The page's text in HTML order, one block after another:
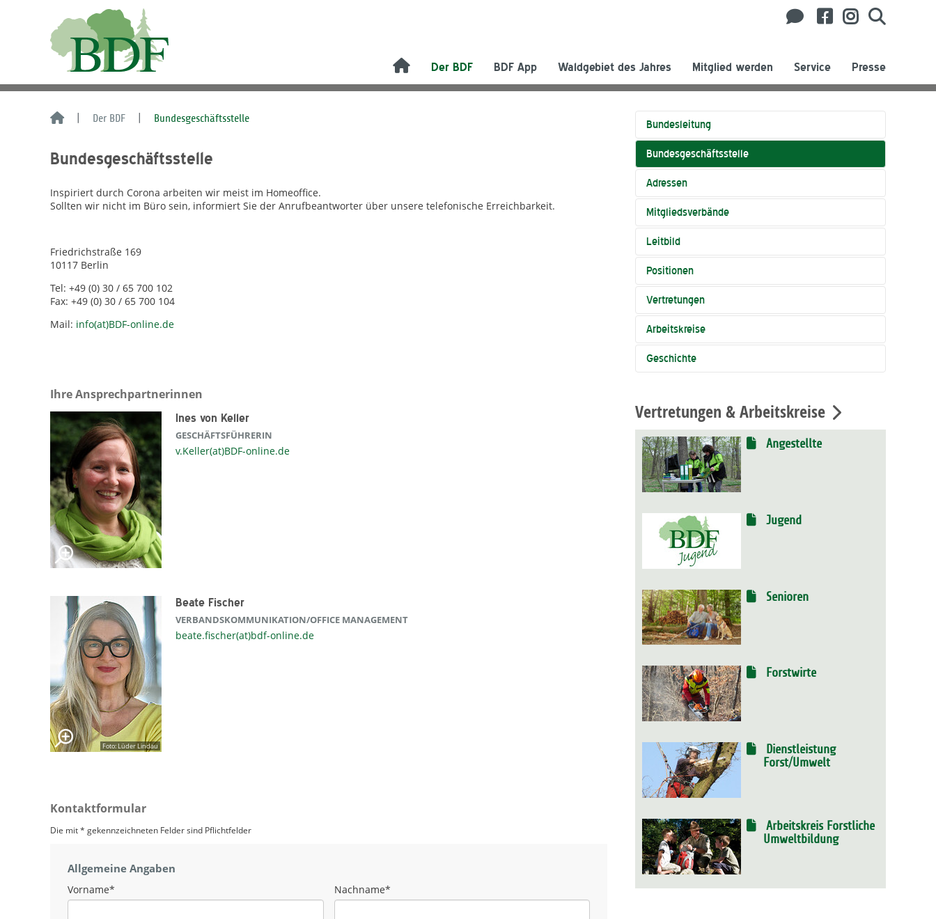
Der BDF BDF App Waldgebiet des Jahres Mitglied werden Service Presse
Der BDF Bundesgeschäftsstelle
Bundesgeschäftsstelle
Inspiriert durch Corona arbeiten wir meist im Homeoffice.
Sollten wir nicht im Büro sein, informiert Sie der Anrufbeantworter über unsere telefonische Erreichbarkeit.
Friedrichstraße 169
10117 Berlin
Tel: +49 (0) 30 / 65 700 102
Fax: +49 (0) 30 / 65 700 104
Mail: info(at)BDF-online.de
Ihre Ansprechpartnerinnen
Ines von Keller
GESCHÄFTSFÜHRERIN
v.Keller(at)BDF-online.de
Foto: Lüder Lindau
Beate Fischer
VERBANDSKOMMUNIKATION/OFFICE MANAGEMENT
beate.fischer(at)bdf-online.de
Kontaktformular
Die mit * gekennzeichneten Felder sind Pflichtfelder
Allgemeine Angaben
Vorname* Nachname*
Bundesleitung
Bundesgeschäftsstelle
Adressen
Mitgliedsverbände
Leitbild
Positionen
Vertretungen
Arbeitskreise
Geschichte
Vertretungen & Arbeitskreise
Angestellte
Jugend
Senioren
Forstwirte
Dienstleistung
Forst/Umwelt
Arbeitskreis Forstliche
Umweltbildung